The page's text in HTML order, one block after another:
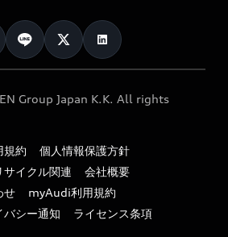
ト
ト
ーン
Group Japan K.K. All rights
規約
個人情報保護方針
サイクル関連
会社概要
せ
myAudi利用規約
バシー通知
ライセンス条項